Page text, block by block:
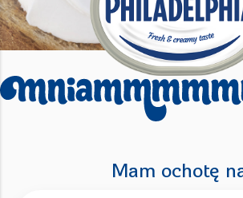
Mam ochotę